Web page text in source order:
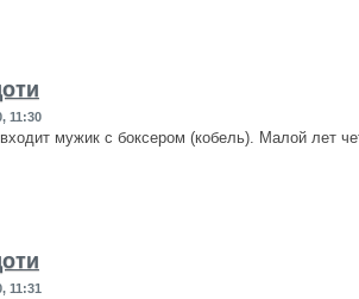
11:30
мужик с боксером (кобель). Малой лет
11:31